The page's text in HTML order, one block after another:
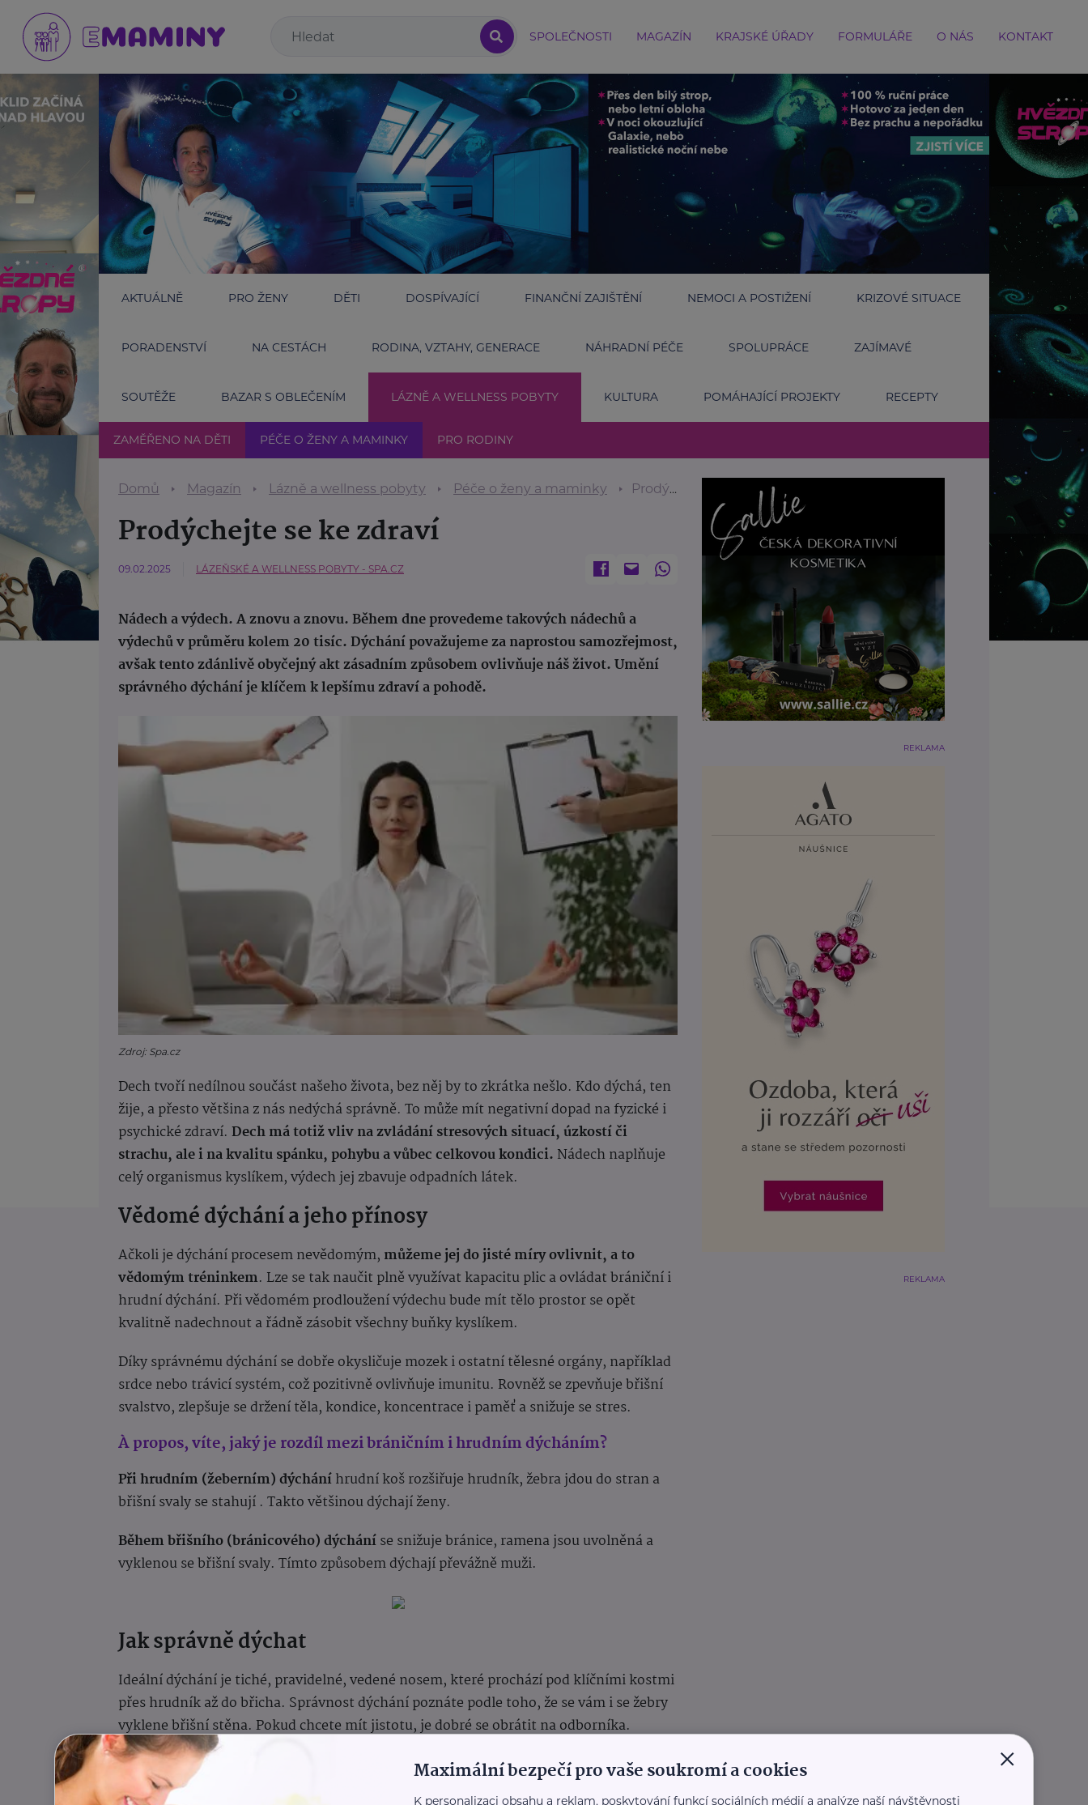
SPOLEČNOSTI MAGAZÍN KRAJSKÉ ÚŘADY FORMULÁŘE O NÁS KONTAKT
AKTUÁLNĚ PRO ŽENY DĚTI DOSPÍVAJÍCÍ FINANČNÍ ZAJIŠTĚNÍ NEMOCI A POSTIŽENÍ KRIZOVÉ SITUACE
PORADENSTVÍ NA CESTÁCH RODINA, VZTAHY, GENERACE NÁHRADNÍ PÉČE SPOLUPRÁCE ZAJÍMAVÉ
SOUTĚŽE BAZAR S OBLEČENÍM LÁZNĚ A WELLNESS POBYTY KULTURA POMÁHAJÍCÍ PROJEKTY RECEPTY
ZAMĚŘENO NA DĚTI PÉČE O ŽENY A MAMINKY PRO RODINY
Domů Magazín Lázně a wellness pobyty Péče o ženy a maminky Prodýchejte se ke zdraví
Prodýchejte se ke zdraví
09.02.2025 LÁZEŇSKÉ A WELLNESS POBYTY - SPA.CZ
Nádech a výdech. A znovu a znovu. Během dne provedeme takových nádechů a
výdechů v průměru kolem 20 tisíc. Dýchání považujeme za naprostou samozřejmost,
avšak tento zdánlivě obyčejný akt zásadním způsobem ovlivňuje náš život. Umění
správného dýchání je klíčem k lepšímu zdraví a pohodě.
Zdroj: Spa.cz
Dech tvoří nedílnou součást našeho života, bez něj by to zkrátka nešlo. Kdo dýchá, ten
žije, a přesto většina z nás nedýchá správně. To může mít negativní dopad na fyzické i
psychické zdraví. Dech má totiž vliv na zvládání stresových situací, úzkostí či
strachu, ale i na kvalitu spánku, pohybu a vůbec celkovou kondici. Nádech naplňuje
celý organismus kyslíkem, výdech jej zbavuje odpadních látek.
Vědomé dýchání a jeho přínosy
Ačkoli je dýchání procesem nevědomým, můžeme jej do jisté míry ovlivnit, a to
vědomým tréninkem. Lze se tak naučit plně využívat kapacitu plic a ovládat brániční i
hrudní dýchání. Při vědomém prodloužení výdechu bude mít tělo prostor se opět
kvalitně nadechnout a řádně zásobit všechny buňky kyslíkem.
Díky správnému dýchání se dobře okysličuje mozek i ostatní tělesné orgány, například
srdce nebo trávicí systém, což pozitivně ovlivňuje imunitu. Rovněž se zpevňuje břišní
svalstvo, zlepšuje se držení těla, kondice, koncentrace i paměť a snižuje se stres.
À propos, víte, jaký je rozdíl mezi bráničním i hrudním dýcháním?
Při hrudním (žeberním) dýcháníhrudní koš rozšiřuje hrudník, žebra jdou do stran a
břišní svaly se stahují . Takto většinou dýchajíženy.
Během břišního (bránicového) dýcháníse snižuje bránice, ramena jsou uvolněná a
vyklenou se břišní svaly. Tímto způsobem dýchají převážně muži.
Jak správně dýchat
Ideální dýchání je tiché, pravidelné, vedené nosem, které prochází pod klíčními kostmi
přes hrudník až do břicha. Správnost dýchání poznáte podle toho, že se vám i se žebry
vyklene břišní stěna. Pokud chcete mít jistotu, je dobré se obrátit na odborníka.
Dechová cvičení
REKLAMA
REKLAMA
×
Maximální bezpečí pro vaše soukromí a cookies
K personalizaci obsahu a reklam, poskytování funkcí sociálních médií a analýze naší návštěvnosti